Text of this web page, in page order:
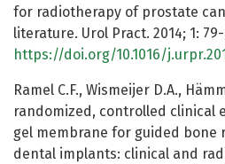
for radiotherapy of prostate
literature. Urol Pract. 2014; 1:
https://doi.org/10.1016/
Ramel C.F., Wismeijer D.A.,
randomized, controlled clinical
gel membrane for guided bone
dental implants: clinical and